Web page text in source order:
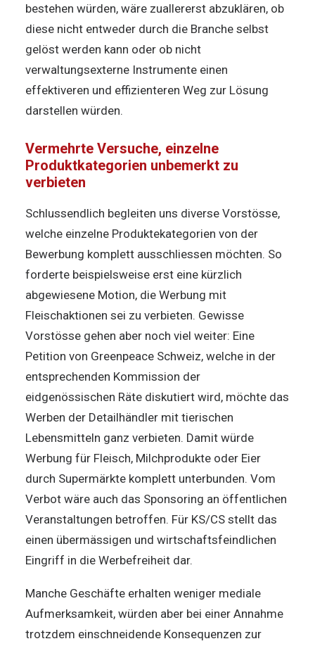
bestehen würden, wäre zuallererst abzuklären, ob
diese nicht entweder durch die Branche selbst
gelöst werden kann oder ob nicht
verwaltungsexterne Instrumente einen
effektiveren und effizienteren Weg zur Lösung
darstellen würden.
Vermehrte Versuche, einzelne
Produktkategorien unbemerkt zu
verbieten
Schlussendlich begleiten uns diverse Vorstösse,
welche einzelne Produktekategorien von der
Bewerbung komplett ausschliessen möchten. So
forderte beispielsweise erst eine kürzlich
abgewiesene Motion, die Werbung mit
Fleischaktionen sei zu verbieten. Gewisse
Vorstösse gehen aber noch viel weiter: Eine
Petition von Greenpeace Schweiz, welche in der
entsprechenden Kommission der
eidgenössischen Räte diskutiert wird, möchte das
Werben der Detailhändler mit tierischen
Lebensmitteln ganz verbieten. Damit würde
Werbung für Fleisch, Milchprodukte oder Eier
durch Supermärkte komplett unterbunden. Vom
Verbot wäre auch das Sponsoring an öffentlichen
Veranstaltungen betroffen. Für KS/CS stellt das
einen übermässigen und wirtschaftsfeindlichen
Eingriff in die Werbefreiheit dar.
Manche Geschäfte erhalten weniger mediale
Aufmerksamkeit, würden aber bei einer Annahme
trotzdem einschneidende Konsequenzen zur